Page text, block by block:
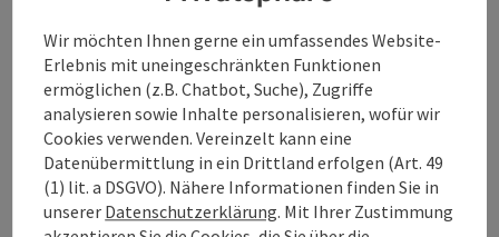
konzertanter Form auf die Bühne des Großen Saals zu
bringen. »Die Burg ist alt, alt ist auch die Sage, die von
ihr geht. Hört zu nun, hört.« So hebt der Prolog des
Werkes an, dessen schaurig-schimmernde Erzählung
rund um die sieben verschlossenen Türen der Burg
Blaubarts, deren Geheimnisse dessen Ehefrau Judith
zu ergründen versucht, Bartók nach allen Regeln der
Kunst in überwältigende Klänge kleidete. Hinein in
diese märchenhafte Klangwelt lockt dabei schon die
erste Hälfte des Konzerts mit Antonín Dvořáks 7.
Wir möchten Ihnen gerne ein umfassendes Website-
Erlebnis mit uneingeschränkten Funktionen
ermöglichen (z.B. Chatbot, Suche), Zugriffe
analysieren sowie Inhalte personalisieren, wofür wir
Cookies verwenden. Vereinzelt kann eine
Datenübermittlung in ein Drittland erfolgen (Art. 49
(1) lit. a DSGVO). Nähere Informationen finden Sie in
unserer Datenschutzerklärung. Mit Ihrer Zustimmung